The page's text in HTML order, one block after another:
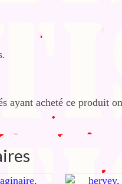
ayant acheté ce produit